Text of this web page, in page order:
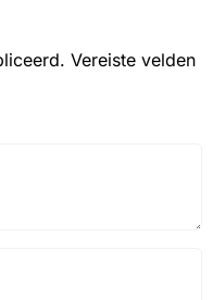
Vereiste velden